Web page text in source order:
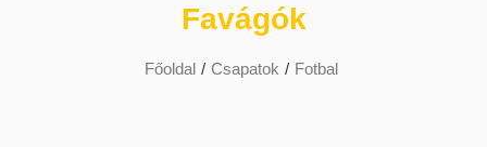
Favágók
Főoldal / Csapatok / Fotbal